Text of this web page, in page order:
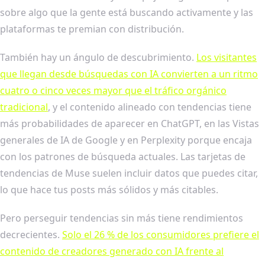
sobre algo que la gente está buscando activamente y las
plataformas te premian con distribución.
También hay un ángulo de descubrimiento. Los visitantes
que llegan desde búsquedas con IA convierten a un ritmo
cuatro o cinco veces mayor que el tráfico orgánico
tradicional, y el contenido alineado con tendencias tiene
más probabilidades de aparecer en ChatGPT, en las Vistas
generales de IA de Google y en Perplexity porque encaja
con los patrones de búsqueda actuales. Las tarjetas de
tendencias de Muse suelen incluir datos que puedes citar,
lo que hace tus posts más sólidos y más citables.
Pero perseguir tendencias sin más tiene rendimientos
decrecientes. Solo el 26 % de los consumidores prefiere el
contenido de creadores generado con IA frente al